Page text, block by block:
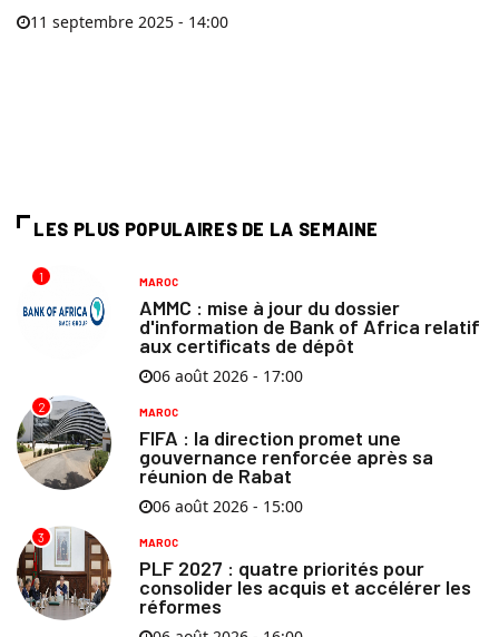
11 septembre 2025 - 14:00
LES PLUS POPULAIRES DE LA SEMAINE
1 MAROC
AMMC : mise à jour du dossier
d'information de Bank of Africa relatif
aux certificats de dépôt
06 août 2026 - 17:00
2 MAROC
FIFA : la direction promet une
gouvernance renforcée après sa
réunion de Rabat
06 août 2026 - 15:00
3 MAROC
PLF 2027 : quatre priorités pour
consolider les acquis et accélérer les
réformes